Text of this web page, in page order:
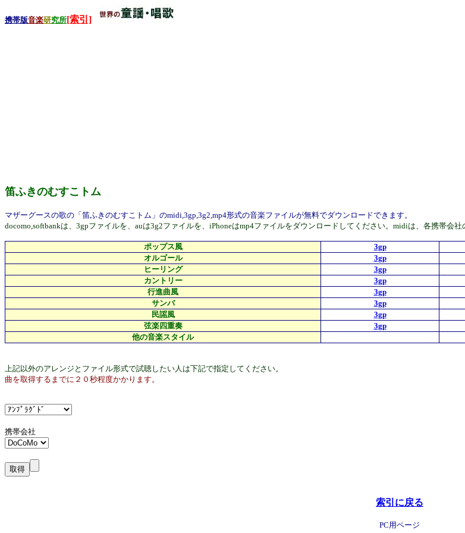
携帯版音楽研究所[索引]
笛ふきのむすこトム
マザーグースの歌の「笛ふきのむすこトム」のmidi,3gp,3g2,mp4形式の音楽ファイルが無料でダウンロードできます。
docomo,softbankは、3gpファイルを、auは3g2ファイルを、iPhoneはmp4ファイルをダウンロードしてください。midiは、各携帯会
ポップス風 3gp
オルゴール
3gp
ヒーリング
3gp
カントリー
3gp
行進曲風
3gp
サンバ
3gp
民謡風
3gp
弦楽四重奏
3gp
他の音楽スタイル
上記以外のアレンジとファイル形式で試聴したい人は下記で指定してください。
曲を取得するまでに２０秒程度かかります。
携帯会社
索引に戻る
PC用ページ